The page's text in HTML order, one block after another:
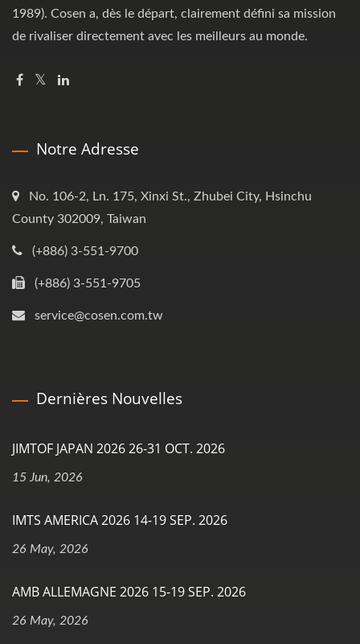
1989). Cosen a, dès le départ, clairement défini sa mission
de rivaliser directement avec les meilleurs au monde.
Notre Adresse
No. 106-2, Ln. 175, Xinxi St., Zhubei City, Hsinchu
County 302009, Taiwan
(+886) 3-551-9700
(+886) 3-551-9705
service@cosen.com.tw
Dernières Nouvelles
JIMTOF JAPAN 2026 26-31 OCT. 2026
15 Jun, 2026
IMTS AMERICA 2026 14-19 SEP. 2026
26 May, 2026
AMB ALLEMAGNE 2026 15-19 SEP. 2026
26 May, 2026